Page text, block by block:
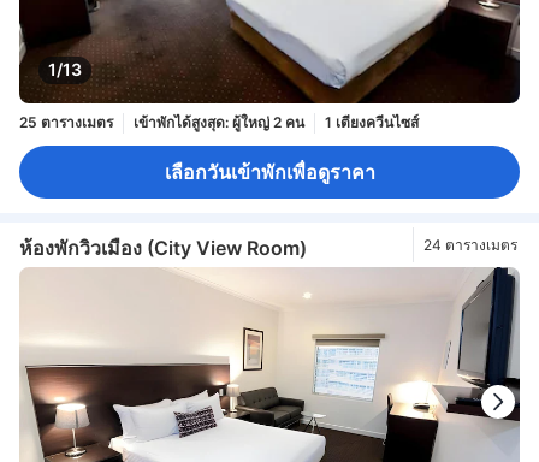
1/13
25 ตารางเมตร เข้าพักได้สูงสุด: ผู้ใหญ่ 2 คน 1 เตียงควีนไซส์
เลือกวันเข้าพักเพื่อดูราคา
ห้องพักวิวเมือง (City View Room) 24 ตารางเมตร